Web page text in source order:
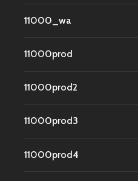
11000_wa
11000prod
11000prod2
11000prod3
11000prod4